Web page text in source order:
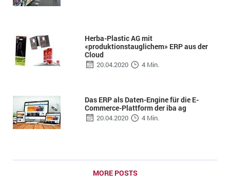
Herba-Plastic AG mit
«produktionstauglichem» ERP aus der
Cloud
20.04.2020 4 Min.
Das ERP als Daten-Engine für die E-
Commerce-Plattform der iba ag
20.04.2020 4 Min.
MORE POSTS